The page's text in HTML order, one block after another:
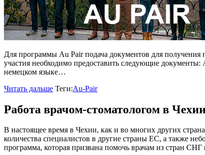
Для программы Au Pair подача документов для
участия необходимо предоставить следующие
немецком языке…
Читать дальше Теги:Au-Pair
Работа врачом-стоматологом в
В настоящее время в Чехии, как и во многих других
количества специалистов в другие страны ЕС, а также
программа, которая призвана помочь врачам из стран